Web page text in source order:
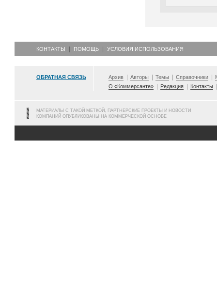
КОНТАКТЫ ПОМОЩЬ УСЛОВИЯ ИСПОЛЬЗОВАНИЯ
ОБРАТНАЯ СВЯЗЬ Архив Авторы Темы Справочники
О «Коммерсанте»
Редакция Контакты
МАТЕРИАЛЫ С ТАКОЙ МЕТКОЙ, ПАРТНЕРСКИЕ ПРОЕКТЫ И НОВОСТИ
КОМПАНИЙ ОПУБЛИКОВАНЫ НА КОММЕРЧЕСКОЙ ОСНОВЕ